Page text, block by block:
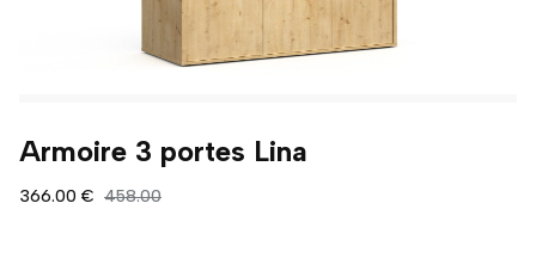
Armoire 3 portes Lina
366.00 € 458.00